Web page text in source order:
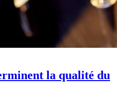
la qualité du